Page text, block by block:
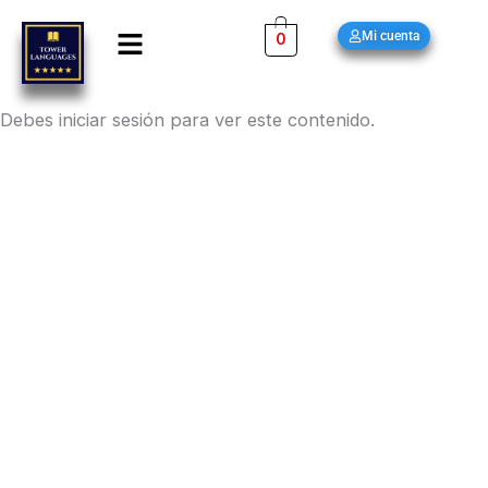
contenido
Menú 0 Mi cuenta
Debes iniciar sesión para ver este contenido.